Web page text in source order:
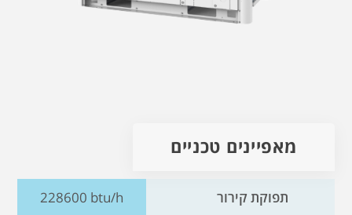
מאפיינים טכניים
תפוקת קירור 228600 btu/h